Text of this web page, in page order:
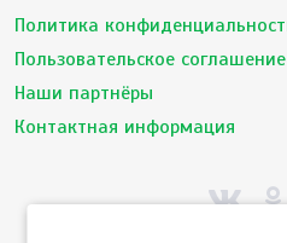
Политика
Пользовательское соглашение
Наши партнёры
Контактная информация